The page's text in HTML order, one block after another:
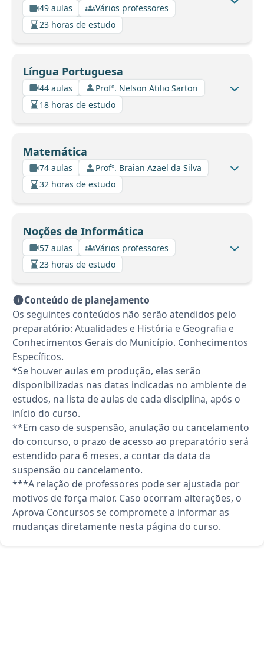
49 aulas
Vários professores
23 horas de estudo
Língua Portuguesa
44 aulas
Profº. Nelson Atilio Sartori
18 horas de estudo
Matemática
74 aulas
Profº. Braian Azael da Silva
32 horas de estudo
Noções de Informática
57 aulas
Vários professores
23 horas de estudo
Conteúdo de planejamento
Os seguintes conteúdos não serão atendidos pelo
preparatório: Atualidades e História e Geografia e
Conhecimentos Gerais do Município. Conhecimentos
Específicos.
*Se houver aulas em produção, elas serão
disponibilizadas nas datas indicadas no ambiente de
estudos, na lista de aulas de cada disciplina, após o
início do curso.
**Em caso de suspensão, anulação ou cancelamento
do concurso, o prazo de acesso ao preparatório será
estendido para 6 meses, a contar da data da
suspensão ou cancelamento.
***A relação de professores pode ser ajustada por
motivos de força maior. Caso ocorram alterações, o
Aprova Concursos se compromete a informar as
mudanças diretamente nesta página do curso.